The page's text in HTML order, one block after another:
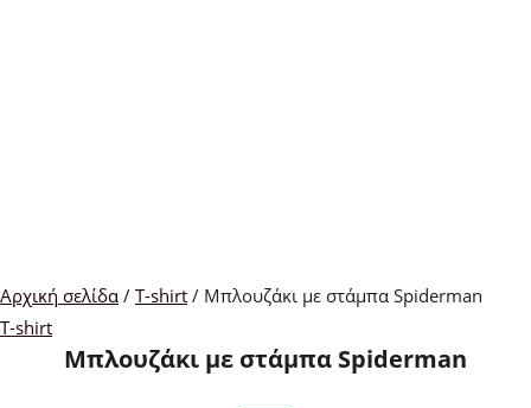
Αρχική σελίδα / T-shirt / Μπλουζάκι με στάμπα Spiderman
T-shirt
Μπλουζάκι με στάμπα Spiderman